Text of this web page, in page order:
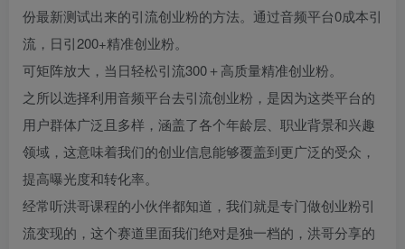
份最新测试出来的引流创业粉的方法。通过音频平台0成本引
流，日引200+精准创业粉。
可矩阵放大，当日轻松引流300＋高质量精准创业粉。
之所以选择利用音频平台去引流创业粉，是因为这类平台的
用户群体广泛且多样，涵盖了各个年龄层、职业背景和兴趣
领域，这意味着我们的创业信息能够覆盖到更广泛的受众，
提高曝光度和转化率。
经常听洪哥课程的小伙伴都知道，我们就是专门做创业粉引
流变现的，这个赛道里面我们绝对是独一档的，洪哥分享的